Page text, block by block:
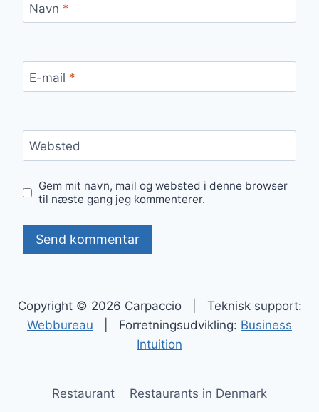
Navn *
E-mail *
Websted
Gem mit navn, mail og websted i denne browser
til næste gang jeg kommenterer.
Copyright © 2026 Carpaccio | Teknisk support:
Webbureau | Forretningsudvikling: Business
Intuition
Restaurant Restaurants in Denmark